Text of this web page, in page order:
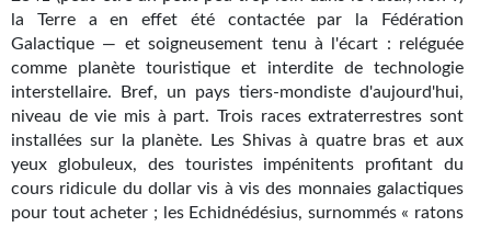
S'abonner
Les critiques
Le blog
Le prix des lecteurs
GOODIES
la Terre a en effet été contactée par la Fédération
Galactique — et soigneusement tenu à l'écart : reléguée
comme planète touristique et interdite de technologie
interstellaire. Bref, un pays tiers-mondiste d'aujourd'hui,
niveau de vie mis à part. Trois races extraterrestres sont
installées sur la planète. Les Shivas à quatre bras et aux
yeux globuleux, des touristes impénitents profitant du
cours ridicule du dollar vis à vis des monnaies galactiques
pour tout acheter ; les Echidnédésius, surnommés « ratons